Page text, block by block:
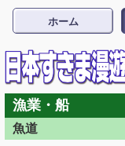
ホーム
漁業・船
魚道